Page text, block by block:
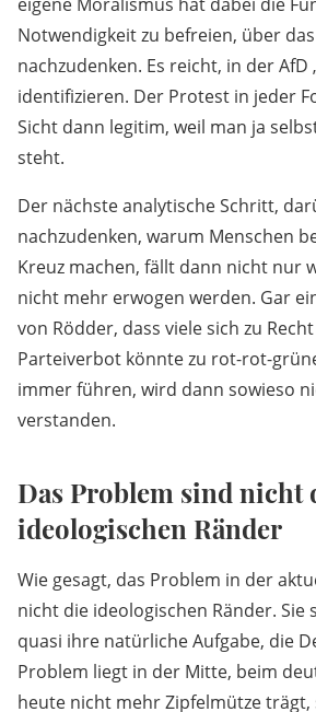
Notwendigkeit zu befreien, über
nachzudenken. Es reicht, in der AfD
identifizieren. Der Protest in jeder
Sicht dann legitim, weil man ja
steht.
Der nächste analytische Schritt,
nachzudenken, warum Menschen
Kreuz machen, fällt dann nicht nur
nicht mehr erwogen werden. Gar
von Rödder, dass viele sich zu
Parteiverbot könnte zu rot-rot-
immer führen, wird dann sowieso
verstanden.
Das Problem sind nicht
ideologischen Ränder
Wie gesagt, das Problem in der
nicht die ideologischen Ränder. Sie
quasi ihre natürliche Aufgabe, die
Problem liegt in der Mitte, beim
heute nicht mehr Zipfelmütze